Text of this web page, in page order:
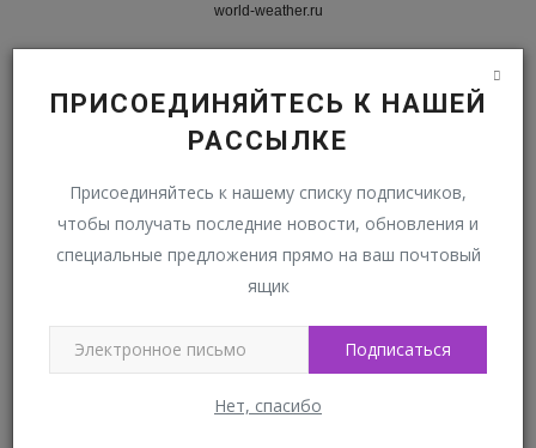
ПРИСОЕДИНЯЙТЕСЬ К НАШЕЙ
РАССЫЛКЕ
Присоединяйтесь к нашему списку подписчиков,
чтобы получать последние новости, обновления и
специальные предложения прямо на ваш почтовый
ящик
Подписаться
Нет, спасибо
world-weather.ru
РАЗНОЕ